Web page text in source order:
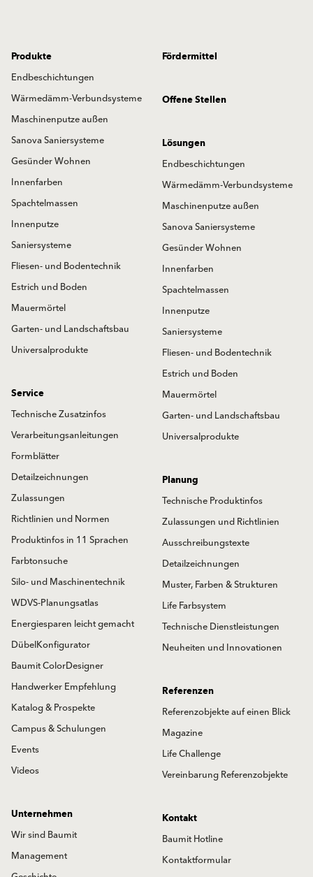
Produkte
Endbeschichtungen
Wärmedämm-Verbundsysteme
Maschinenputze außen
Sanova Saniersysteme
Gesünder Wohnen
Innenfarben
Spachtelmassen
Innenputze
Saniersysteme
Fliesen- und Bodentechnik
Estrich und Boden
Mauermörtel
Garten- und Landschaftsbau
Universalprodukte
Fördermittel
Offene Stellen
Lösungen
Endbeschichtungen
Wärmedämm-Verbundsysteme
Maschinenputze außen
Sanova Saniersysteme
Gesünder Wohnen
Innenfarben
Spachtelmassen
Innenputze
Saniersysteme
Fliesen- und Bodentechnik
Estrich und Boden
Mauermörtel
Garten- und Landschaftsbau
Universalprodukte
Service
Technische Zusatzinfos
Verarbeitungsanleitungen
Formblätter
Detailzeichnungen
Zulassungen
Richtlinien und Normen
Produktinfos in 11 Sprachen
Farbtonsuche
Silo- und Maschinentechnik
WDVS-Planungsatlas
Energiesparen leicht gemacht
DübelKonfigurator
Baumit ColorDesigner
Handwerker Empfehlung
Katalog & Prospekte
Campus & Schulungen
Events
Videos
Planung
Technische Produktinfos
Zulassungen und Richtlinien
Ausschreibungstexte
Detailzeichnungen
Muster, Farben & Strukturen
Life Farbsystem
Technische Dienstleistungen
Neuheiten und Innovationen
Referenzen
Referenzobjekte auf einen Blick
Magazine
Life Challenge
Vereinbarung Referenzobjekte
Unternehmen
Wir sind Baumit
Management
Kontakt
Baumit Hotline
Kontaktformular